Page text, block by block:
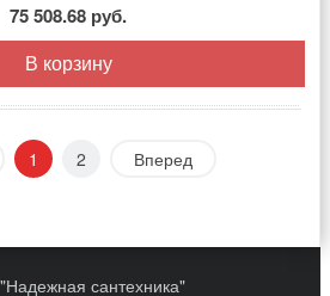
75 508.68 руб.
В корзину
1 2 Вперед
сантехника"